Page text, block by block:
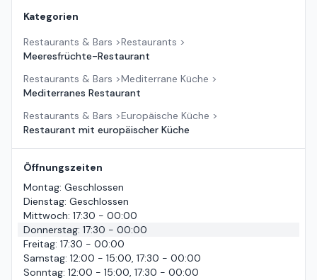
Kategorien
Restaurants & Bars >Restaurants >
Meeresfrüchte-Restaurant
Restaurants & Bars >Mediterrane Küche >
Mediterranes Restaurant
Restaurants & Bars >Europäische Küche >
Restaurant mit europäischer Küche
Öffnungszeiten
Montag: Geschlossen
Dienstag: Geschlossen
Mittwoch: 17:30 - 00:00
Donnerstag: 17:30 - 00:00
Freitag: 17:30 - 00:00
Samstag: 12:00 - 15:00, 17:30 - 00:00
Sonntag: 12:00 - 15:00, 17:30 - 00:00